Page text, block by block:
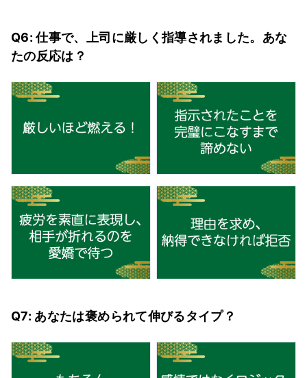
Q6: 仕事で、上司に厳しく指導されました。あな
たの反応は？
Q7: あなたは褒められて伸びるタイプ？